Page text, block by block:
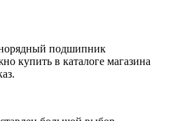
подшипник
купить в каталоге магазина